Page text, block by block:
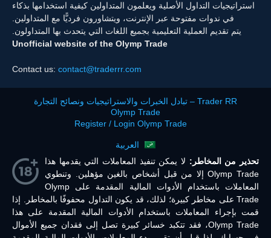
استراتيجيات التداول الأصلية ويعلمون المتداولين كيفية استخدامها بذكاء
في ندوات مفتوحة عبر الإنترنت، ويتشاورون فرديًّا مع المتداولين.
يتم تقديم العملية التعليمية بجميع اللغات التي يتحدث بها المتداولون.
Unofficial website of the Olymp Trade
Contact us: contact@traderrr.com
Trader RR – تبادل الخبرات والاستراتيجيات ونصائح التجارة
Olymp Trade
Register / Login Olymp Trade
العربية
تحذير من المخاطر: لا يمكن تنفيذ المعاملات التي يقدمها هذا
Olymp Trade إلا من قبل أشخاص بالغين مؤهلين. وتنطوي
المعاملات باستخدام الأدوات المالية المقدمة على Olymp
Trade على مخاطر كبيرة؛ لذلك، قد يكون التداول محفوفًا بالمخاطر. إذا
قمت بإجراء المعاملات باستخدام الأدوات المالية المقدمة على هذا
Olymp Trade، فقد تتكبد خسائر كبيرة تصل إلى فقدان جميع الأموال